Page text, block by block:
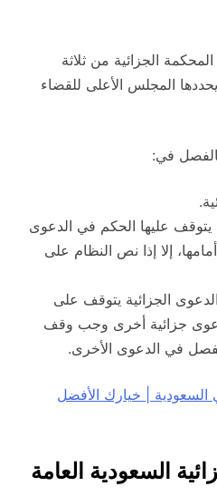
الجزائية من ثلاثة
المجلس الأعلى للقضاء
في:
يتوقف عليها الحكم في الدعوى
إلا إذا نص النظام على
الجزائية يتوقف على
جزائية أخرى وجب وقف
في الدعوى الأخرى.
| خيارك الأفضل
السعودية العامة